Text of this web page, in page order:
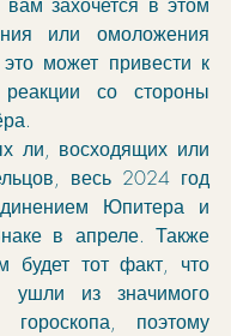
или омоложения
может привести к
со стороны
ли, восходящих или
весь 2024 год
Юпитера и
в апреле. Также
будет тот факт, что
ушли из значимого
поэтому